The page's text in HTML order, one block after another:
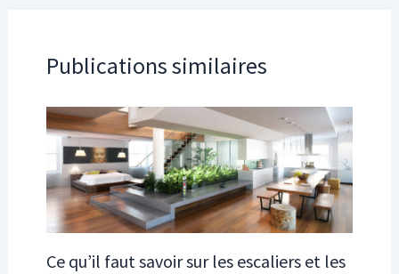
Publications similaires
Ce qu’il faut savoir sur les escaliers et les